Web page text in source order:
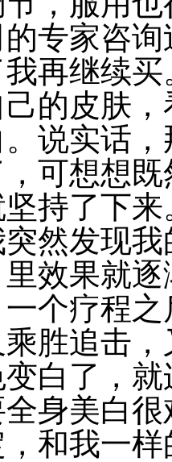
专家咨
再继续
的皮肤
说实话
可想想
持了下
然发现
效果就
个疗程
胜追击
白了，
身美白
和我一